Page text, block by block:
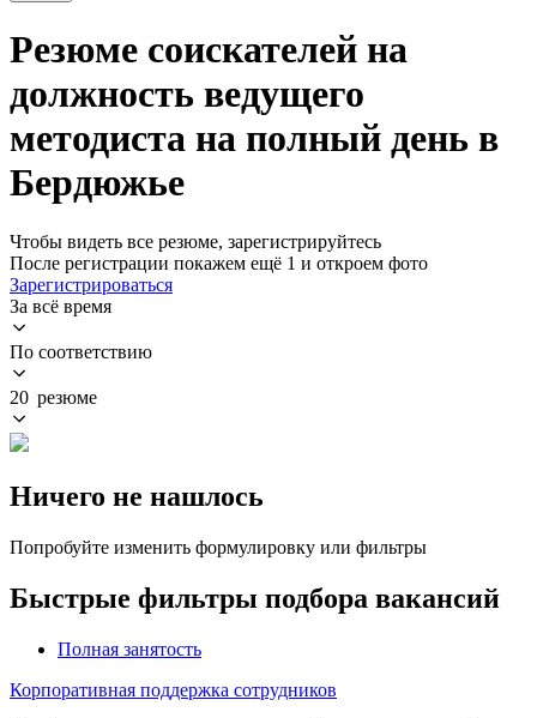
Резюме соискателей на
должность ведущего
методиста на полный день в
Бердюжье
Чтобы видеть все резюме, зарегистрируйтесь
После регистрации покажем ещё 1 и откроем фото
Зарегистрироваться
За всё время
По соответствию
20 резюме
Ничего не нашлось
Попробуйте изменить формулировку или фильтры
Быстрые фильтры подбора вакансий
Полная занятость
Корпоративная поддержка сотрудников